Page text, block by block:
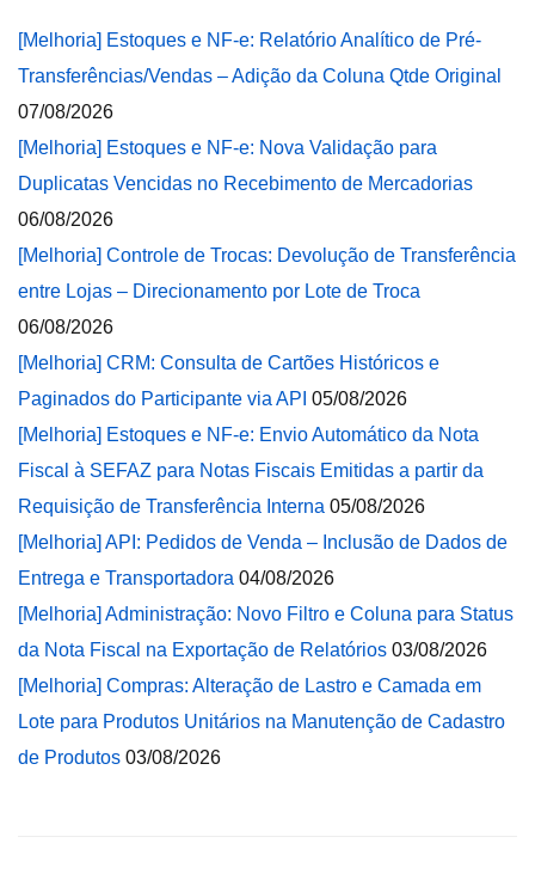
[Melhoria] Estoques e NF-e: Relatório Analítico de Pré-
Transferências/Vendas – Adição da Coluna Qtde Original
07/08/2026
[Melhoria] Estoques e NF-e: Nova Validação para
Duplicatas Vencidas no Recebimento de Mercadorias
06/08/2026
[Melhoria] Controle de Trocas: Devolução de Transferência
entre Lojas – Direcionamento por Lote de Troca
06/08/2026
[Melhoria] CRM: Consulta de Cartões Históricos e
Paginados do Participante via API 05/08/2026
[Melhoria] Estoques e NF-e: Envio Automático da Nota
Fiscal à SEFAZ para Notas Fiscais Emitidas a partir da
Requisição de Transferência Interna 05/08/2026
[Melhoria] API: Pedidos de Venda – Inclusão de Dados de
Entrega e Transportadora 04/08/2026
[Melhoria] Administração: Novo Filtro e Coluna para Status
da Nota Fiscal na Exportação de Relatórios 03/08/2026
[Melhoria] Compras: Alteração de Lastro e Camada em
Lote para Produtos Unitários na Manutenção de Cadastro
de Produtos 03/08/2026